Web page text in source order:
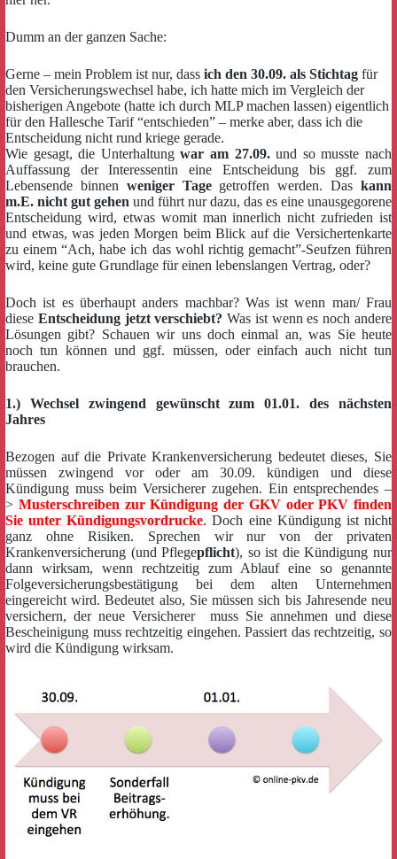
Dumm an der ganzen Sache:
Gerne – mein Problem ist nur, dass ich den 30.09. als Stichtag für
den Versicherungswechsel habe, ich hatte mich im Vergleich der
bisherigen Angebote (hatte ich durch MLP machen lassen) eigentlich
für den Hallesche Tarif “entschieden” – merke aber, dass ich die
Entscheidung nicht rund kriege gerade.
Wie gesagt, die Unterhaltungwar am 27.09.und so musste nach
Auffassung der Interessentin eine Entscheidung bis ggf. zum
Lebensende binnen weniger Tagegetroffen werden. Daskann
m.E. nicht gut gehen und führt nur dazu, das es eine unausgegorene
Entscheidung wird, etwas womit man innerlich nicht zufrieden ist
und etwas, was jeden Morgen beim Blick auf die Versichertenkarte
zu einem “Ach, habe ich das wohl richtig gemacht”-Seufzen führen
wird, keine gute Grundlage für einen lebenslangen Vertrag, oder?
Doch ist es überhaupt anders machbar? Was ist wenn man/ Frau
diese Entscheidung jetzt verschiebt? Was ist wenn es noch andere
Lösungen gibt? Schauen wir uns doch einmal an, was Sie heute
noch tun können und ggf. müssen, oder einfach auch nicht tun
brauchen.
1.) Wechsel zwingend gewünscht zum 01.01. des nächsten
Jahres
Bezogen auf die Private Krankenversicherung bedeutet dieses, Sie
müssen zwingend vor oder am 30.09. kündigen und diese
Kündigung muss beim Versicherer zugehen. Ein entsprechendes –
> Musterschreiben zur Kündigung der GKV oder PKV finden
Sie unter Kündigungsvordrucke. Doch eine Kündigung ist nicht
ganz ohne Risiken. Sprechen wir nur von der privaten
Krankenversicherung (und Pflegepflicht), so ist die Kündigung nur
dann wirksam, wenn rechtzeitig zum Ablauf eine so genannte
Folgeversicherungsbestätigung bei dem alten Unternehmen
eingereicht wird. Bedeutet also, Sie müssen sich bis Jahresende neu
versichern, der neue Versicherer muss Sie annehmen und diese
Bescheinigung muss rechtzeitig eingehen. Passiert das rechtzeitig, so
wird die Kündigung wirksam.